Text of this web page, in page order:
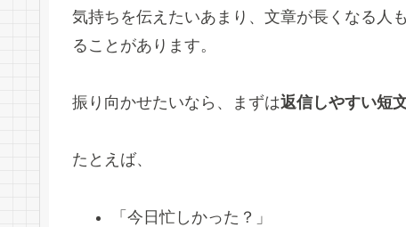
気持ちを伝えたいあまり、文章が長くなる人
ることがあります。
振り向かせたいなら、まずは返信しやすい短
たとえば、
「今日忙しかった？」